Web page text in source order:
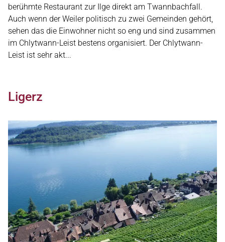
berühmte Restaurant zur Ilge direkt am Twannbachfall.
Auch wenn der Weiler politisch zu zwei Gemeinden gehört,
sehen das die Einwohner nicht so eng und sind zusammen
im Chlytwann-Leist bestens organisiert. Der Chlytwann-
Leist ist sehr akt...
Ligerz